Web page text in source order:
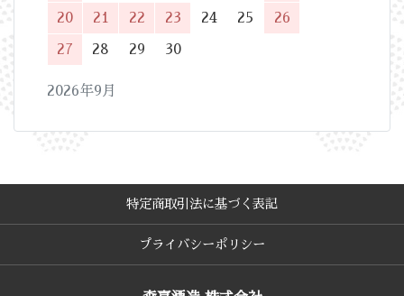
2026年9月
20 21 22 23 24 25 26
27 28 29 30
特定商取引法に基づく表記
プライバシーポリシー